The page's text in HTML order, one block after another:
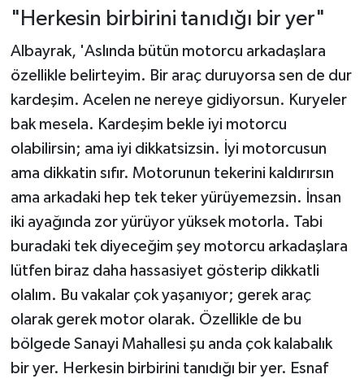
"Herkesin birbirini tanıdığı bir yer"
Albayrak, 'Aslında bütün motorcu arkadaşlara
özellikle belirteyim. Bir araç duruyorsa sen de dur
kardeşim. Acelen ne nereye gidiyorsun. Kuryeler
bak mesela. Kardeşim bekle iyi motorcu
olabilirsin; ama iyi dikkatsizsin. İyi motorcusun
ama dikkatin sıfır. Motorunun tekerini kaldırırsın
ama arkadaki hep tek teker yürüyemezsin. İnsan
iki ayağında zor yürüyor yüksek motorla. Tabi
buradaki tek diyeceğim şey motorcu arkadaşlara
lütfen biraz daha hassasiyet gösterip dikkatli
olalım. Bu vakalar çok yaşanıyor; gerek araç
olarak gerek motor olarak. Özellikle de bu
bölgede Sanayi Mahallesi şu anda çok kalabalık
bir yer. Herkesin birbirini tanıdığı bir yer. Esnaf